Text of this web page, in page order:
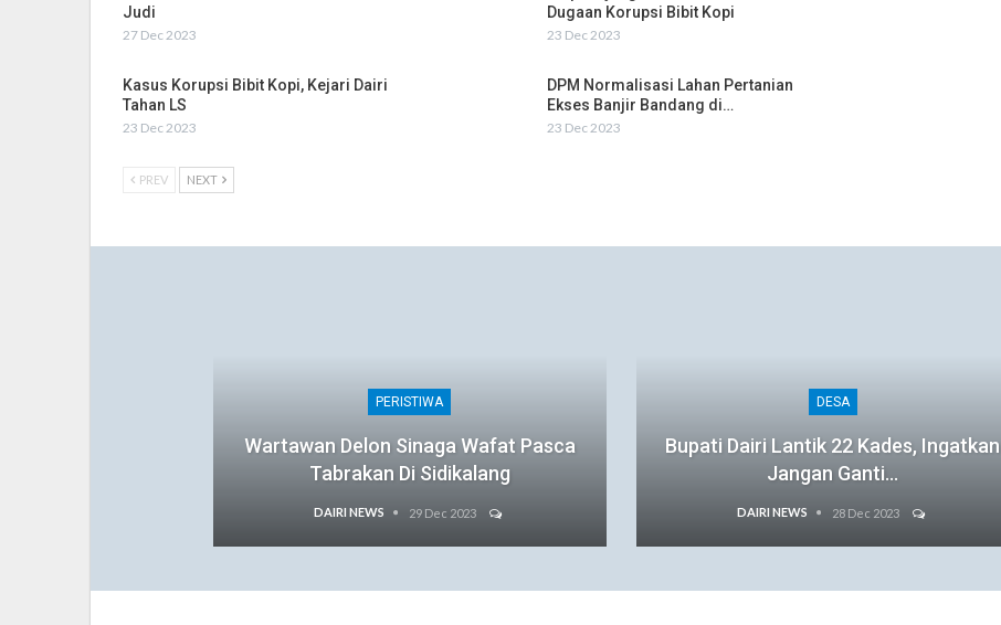
Judi
27 Dec 2023
Dugaan Korupsi Bibit Kopi
23 Dec 2023
Kasus Korupsi Bibit Kopi, Kejari Dairi
Tahan LS
23 Dec 2023
DPM Normalisasi Lahan Pertanian
Ekses Banjir Bandang di…
23 Dec 2023
PREV NEXT
PERISTIWA
Wartawan Delon Sinaga Wafat Pasca
Tabrakan Di Sidikalang
DAIRI NEWS 29 Dec 2023
DESA
Bupati Dairi Lantik 22 Kades, Ingatkan
Jangan Ganti…
DAIRI NEWS 28 Dec 2023